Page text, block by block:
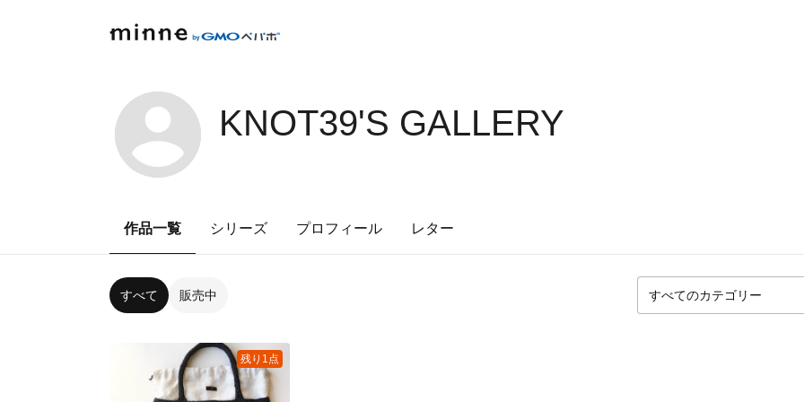
KNOT39'S GALLERY
作品一覧 シリーズ プロフィール レター
すべて 販売中
残り1点